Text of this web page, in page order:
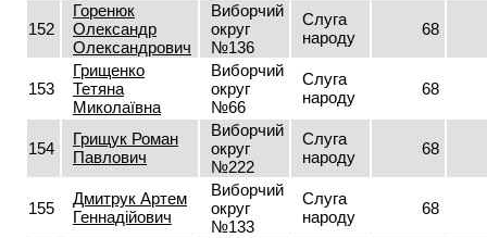
152
Горенюк
Олександр
Олександрович
Виборчий
округ
№136
Слуга
народу
68
153
Грищенко
Тетяна
Миколаївна
Виборчий
округ
№66
Слуга
народу
68
154
Грищук Роман
Павлович
Виборчий
округ
№222
Слуга
народу
68
155
Дмитрук Артем
Геннадійович
Виборчий
округ
№133
Слуга
народу
68